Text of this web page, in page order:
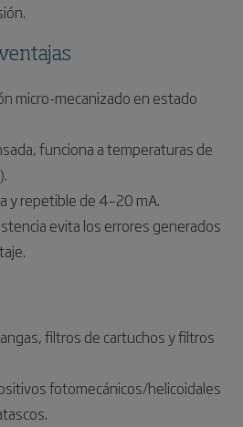
micro-mecanizado en estado
funciona a temperaturas de
y repetible de 4–20 mA.
evita los errores generados
filtros de cartuchos y filtros
fotomecánicos/helicoidales